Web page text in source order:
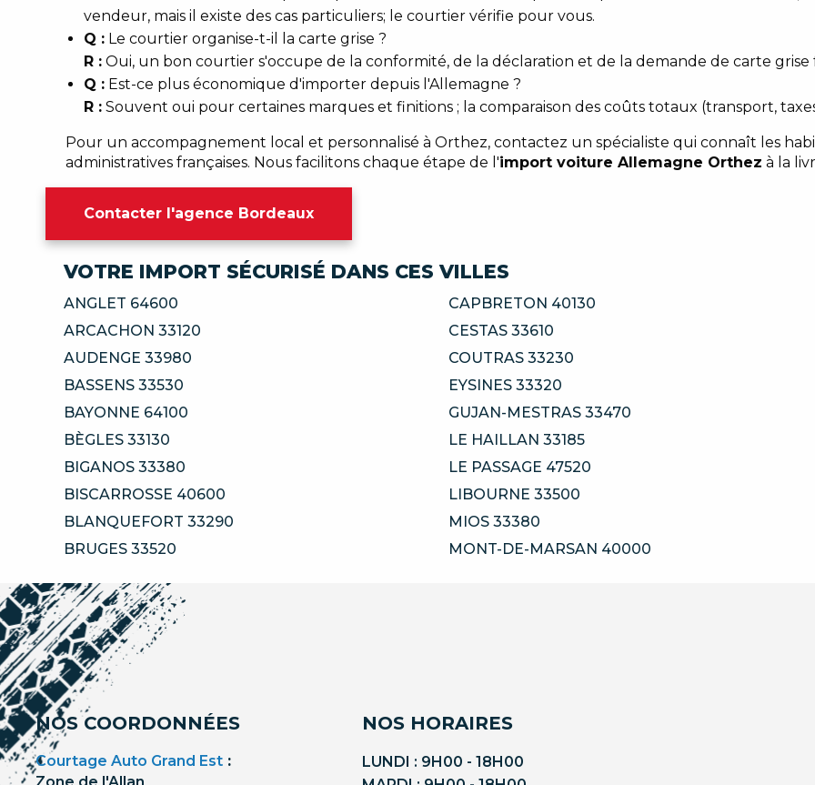
vendeur, mais il existe des cas particuliers; le courtier vérifie pour vous.
Q : Le courtier organise-t-il la carte grise ?
R : Oui, un bon courtier s'occupe de la conformité, de la déclaration et de la demande de carte grise
Q : Est-ce plus économique d'importer depuis l'Allemagne ?
R : Souvent oui pour certaines marques et finitions ; la comparaison des coûts totaux (transport,
Pour un accompagnement local et personnalisé à Orthez, contactez un spécialiste qui connaît les
administratives françaises. Nous facilitons chaque étape de l'import voiture Allemagne Orthez à la
Contacter l'agence Bordeaux
VOTRE IMPORT SÉCURISÉ DANS CES VILLES
ANGLET 64600
ARCACHON 33120
AUDENGE 33980
BASSENS 33530
BAYONNE 64100
BÈGLES 33130
BIGANOS 33380
BISCARROSSE 40600
BLANQUEFORT 33290
BRUGES 33520
CAPBRETON 40130
CESTAS 33610
COUTRAS 33230
EYSINES 33320
GUJAN-MESTRAS 33470
LE HAILLAN 33185
LE PASSAGE 47520
LIBOURNE 33500
MIOS 33380
MONT-DE-MARSAN 40000
NOS COORDONNÉES
Courtage Auto Grand Est :
NOS HORAIRES
LUNDI : 9H00 - 18H00